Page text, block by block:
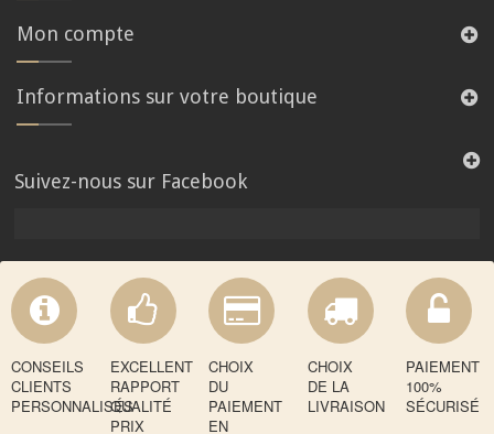
Mon compte
Informations sur votre boutique
Suivez-nous sur Facebook
CONSEILS
CLIENTS
PERSONNALISÉS
EXCELLENT
RAPPORT
QUALITÉ
PRIX
CHOIX
DU
PAIEMENT
EN
CHOIX
DE LA
LIVRAISON
PAIEMENT
100%
SÉCURISÉ